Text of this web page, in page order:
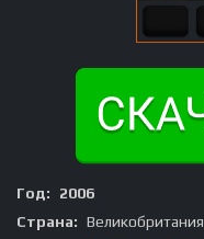
Год:
2006
Страна: Великобритания